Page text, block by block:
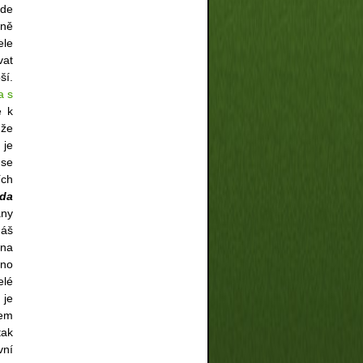
s
k
je
je